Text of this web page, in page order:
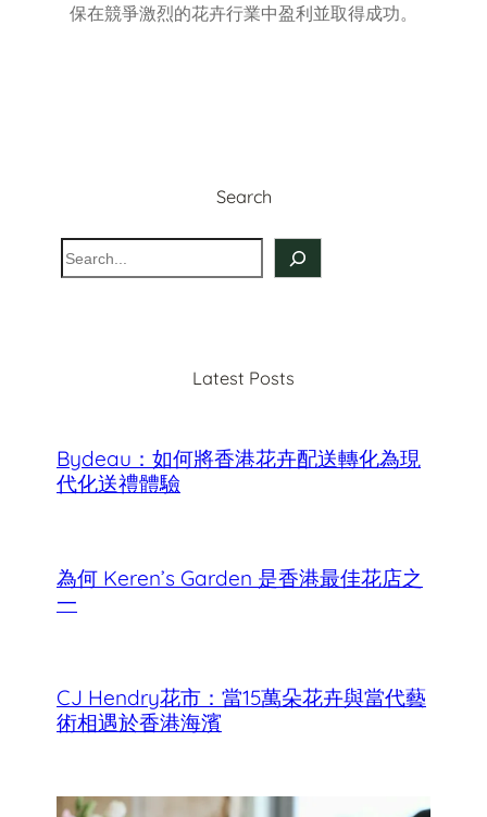
保在競爭激烈的花卉行業中盈利並取得成功。
Search
S
e
Latest Posts
Bydeau：如何將香港花卉配送轉化為現
代化送禮體驗
為何 Keren’s Garden 是香港最佳花店之
一
CJ Hendry花市：當15萬朵花卉與當代藝
術相遇於香港海濱